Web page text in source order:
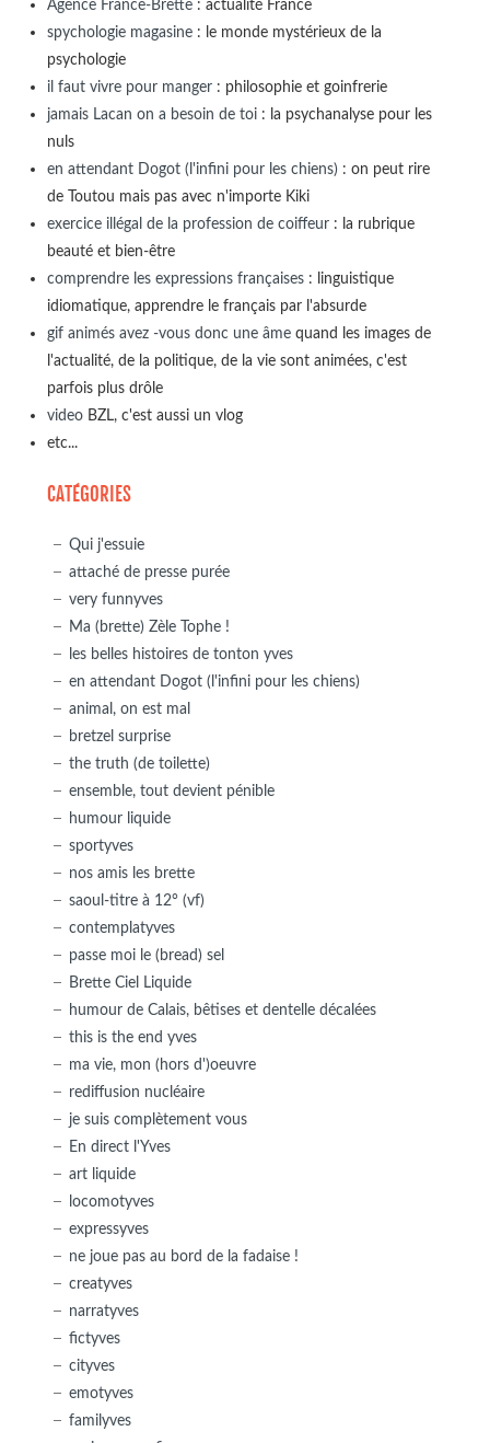
Agence France-Brette: actualité France
spychologie magasine: le monde mystérieux de la
psychologie
il faut vivre pour manger: philosophie et goinfrerie
jamais Lacan on a besoin de toi: la psychanalyse pour les
nuls
en attendant Dogot (l'infini pour les chiens): on peut rire
de Toutou mais pas avec n'importe Kiki
exercice illégal de la profession de coiffeur: la rubrique
beauté et bien-être
comprendre les expressions françaises: linguistique
idiomatique, apprendre le français par l'absurde
gif animés avez -vous donc une âmequand les images de
l'actualité, de la politique, de la vie sont animées, c'est
parfois plus drôle
videoBZL, c'est aussi un vlog
etc...
CATÉGORIES
Qui j'essuie
attaché de presse purée
very funnyves
Ma (brette) Zèle Tophe !
les belles histoires de tonton yves
en attendant Dogot (l'infini pour les chiens)
animal, on est mal
bretzel surprise
the truth (de toilette)
ensemble, tout devient pénible
humour liquide
sportyves
nos amis les brette
saoul-titre à 12° (vf)
contemplatyves
passe moi le (bread) sel
Brette Ciel Liquide
humour de Calais, bêtises et dentelle décalées
this is the end yves
ma vie, mon (hors d')oeuvre
rediffusion nucléaire
je suis complètement vous
En direct l'Yves
art liquide
locomotyves
expressyves
ne joue pas au bord de la fadaise !
creatyves
narratyves
fictyves
cityves
emotyves
familyves